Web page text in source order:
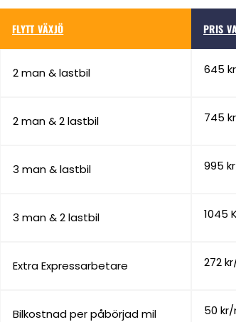
FLYTT VÄXJÖ PRIS
2 man & lastbil 645
2 man & 2 lastbil 745
3 man & lastbil 995
3 man & 2 lastbil 1045
Extra Expressarbetare 272
Bilkostnad per påbörjad mil 50